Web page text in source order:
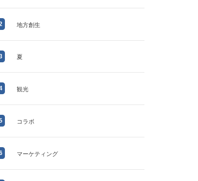
地方創生
夏
観光
コラボ
マーケティング